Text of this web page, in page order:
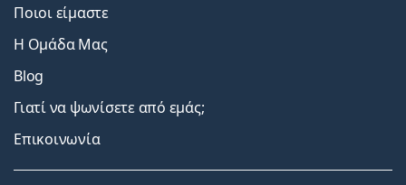
Ποιοι είμαστε
Η Ομάδα Μας
Blog
Γιατί να ψωνίσετε από εμάς;
Επικοινωνία